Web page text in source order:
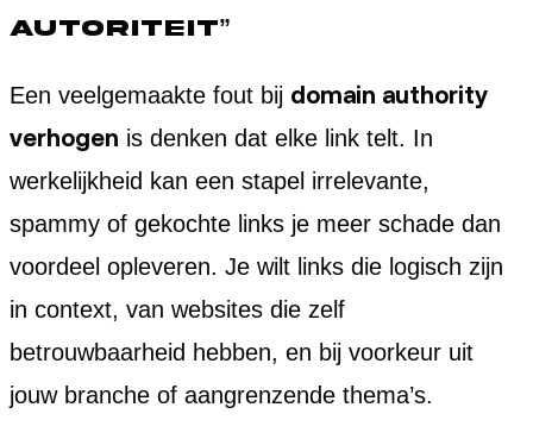
autoriteit”
Een veelgemaakte fout bij domain authority
verhogen is denken dat elke link telt. In
werkelijkheid kan een stapel irrelevante,
spammy of gekochte links je meer schade dan
voordeel opleveren. Je wilt links die logisch zijn
in context, van websites die zelf
betrouwbaarheid hebben, en bij voorkeur uit
jouw branche of aangrenzende thema’s.